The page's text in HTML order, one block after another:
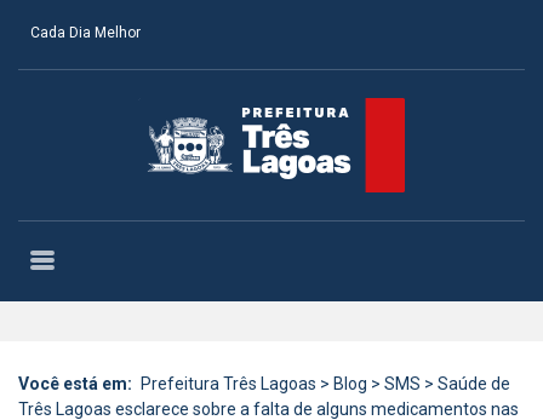
Cada Dia Melhor
Você está em: Prefeitura Três Lagoas > Blog > SMS > Saúde de
Três Lagoas esclarece sobre a falta de alguns medicamentos nas